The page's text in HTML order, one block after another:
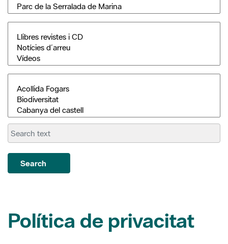
Search
Les dades facilitades seran tractades per la Diputació de
Barcelona per a donar resposta a la vostra subscripció en